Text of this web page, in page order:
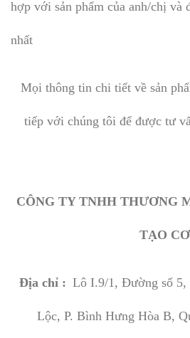
hợp với sản phẩm của anh/chị và
nhất
Mọi thông tin chi tiết về sản
tiếp với chúng tôi để được tư
CÔNG TY TNHH THƯƠNG
TẠO
Địa chỉ : Lô I.9/1, Đường số 5,
Lộc, P. Bình Hưng Hòa B,